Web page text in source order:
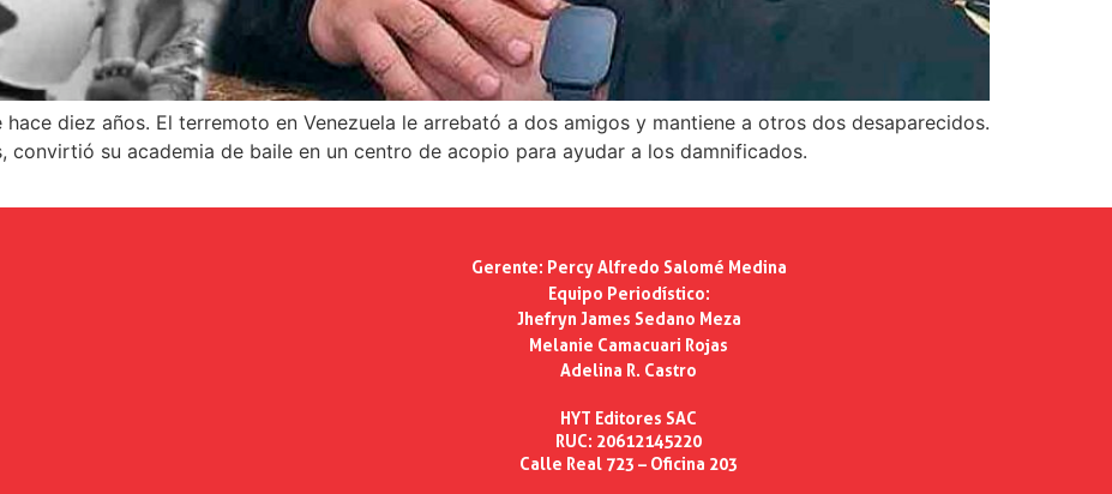
diez años. El terremoto en Venezuela le arrebató a dos amigos y mantiene a otros dos desaparecidos.
convirtió su academia de baile en un centro de acopio para ayudar a los damnificados.
Gerente: Percy Alfredo Salomé Medina
Equipo Periodístico:
Jhefryn James Sedano Meza
Melanie Camacuari Rojas
Adelina R. Castro
HYT Editores SAC
RUC: 20612145220
Calle Real 723 – Oficina 203